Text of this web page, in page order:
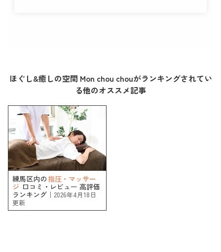
ほぐし&癒しの空間 Mon chou chouがランキングされてい
る他のオススメ記事
練馬区内の 指圧・マッサー
ジ 口コミ・レビュー 高評価
ランキング｜ 2026年4月18日
更新